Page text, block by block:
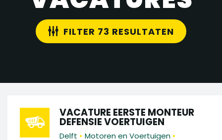
FILTER 73 RESULTATEN
VACATURE EERSTE MONTEUR
DEFENSIE VOERTUIGEN
Delft • Motoren en Voertuigen •